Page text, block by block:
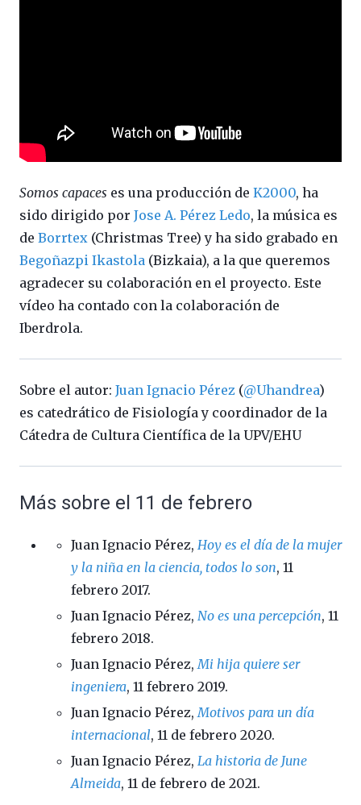
Somos capaces es una producción de K2000, ha
sido dirigido por Jose A. Pérez Ledo, la música es
de Borrtex (Christmas Tree) y ha sido grabado en
Begoñazpi Ikastola (Bizkaia), a la que queremos
agradecer su colaboración en el proyecto. Este
vídeo ha contado con la colaboración de
Iberdrola.
Sobre el autor: Juan Ignacio Pérez (@Uhandrea)
es catedrático de Fisiología y coordinador de la
Cátedra de Cultura Científica de la UPV/EHU
Más sobre el 11 de febrero
Juan Ignacio Pérez, Hoy es el día de la mujer
y la niña en la ciencia, todos lo son, 11
febrero 2017.
Juan Ignacio Pérez, No es una percepción, 11
febrero 2018.
Juan Ignacio Pérez,Mi hija quiere ser
ingeniera, 11 febrero 2019.
Juan Ignacio Pérez,Motivos para un día
internacional, 11 de febrero 2020.
Juan Ignacio Pérez, La historia de June
Almeida, 11 de febrero de 2021.